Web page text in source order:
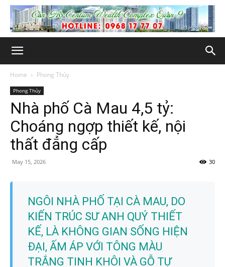
Home Phong Thủy
Phong Thủy
Nhà phố Cà Mau 4,5 tỷ:
Choáng ngợp thiết kế, nội
thất đẳng cấp
May 15, 2026 30
NGÔI NHÀ PHỐ TẠI CÀ MAU, DO
KIẾN TRÚC SƯ ANH QUÝ THIẾT
KẾ, LÀ KHÔNG GIAN SỐNG HIỆN
ĐẠI, ẤM ÁP VỚI TÔNG MÀU
TRẮNG TINH KHÔI VÀ GỖ TỰ